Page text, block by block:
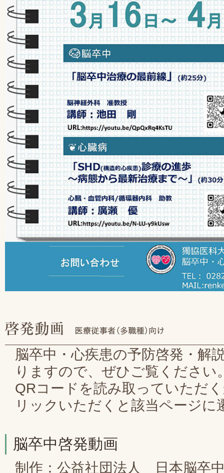
脳卒中・心疾患の予防啓発・解
りますので、ぜひご覧ください
QRコードを読み取っていただ
リックいただくと該当ページに
脳卒中啓発動画
制作：公益社団法人 日本脳卒